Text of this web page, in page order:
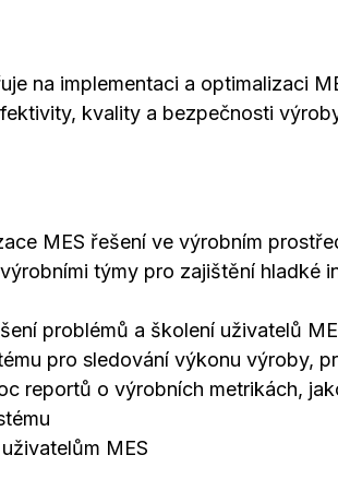
na implementaci a optimalizaci
kvality a bezpečnosti
MES řešení ve výrobním
týmy pro zajištění hladké
problémů a školení uživatelů
pro sledování výkonu výroby,
reportů o výrobních metrikách,
MES